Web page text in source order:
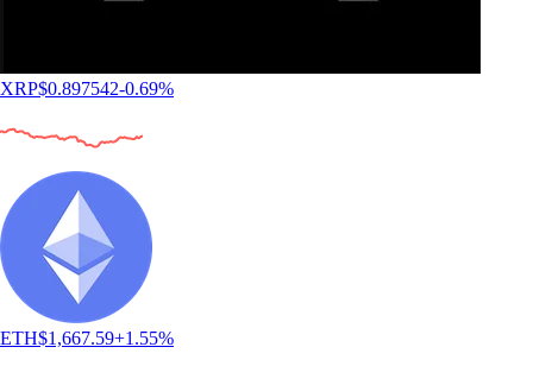
XRP$0.897542-0.69%
ETH$1,667.59+1.55%